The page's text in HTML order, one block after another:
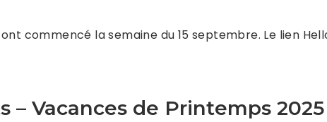
commencé la semaine du 15 septembre. Le lien
– Vacances de Printemps 2025